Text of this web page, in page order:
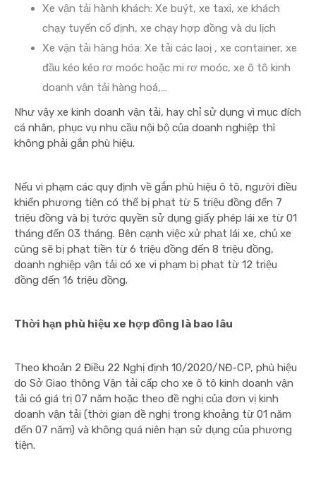
Xe vận tải hành khách: Xe buýt, xe taxi, xe khách
chạy tuyến cố định, xe chạy hợp đồng và du lịch
Xe vận tải hàng hóa: Xe tải các laoị , xe container, xe
đầu kéo kéo rơ moóc hoặc mi rơ moóc, xe ô tô kinh
doanh vận tải hàng hoá,…
Như vậy xe kinh doanh vận tải, hay chỉ sử dụng vì mục đích
cá nhân, phục vụ nhu cầu nội bộ của doanh nghiệp thì
không phải gắn phù hiệu.
Nếu vi phạm các quy định về gắn phù hiệu ô tô, người điều
khiển phương tiện có thể bị phạt từ 5 triệu đồng đến 7
triệu đồng và bị tước quyền sử dụng giấy phép lái xe từ 01
tháng đến 03 tháng. Bên cạnh việc xử phạt lái xe, chủ xe
cũng sẽ bị phạt tiền từ 6 triệu đồng đến 8 triệu đồng,
doanh nghiệp vận tải có xe vi phạm bị phạt từ 12 triệu
đồng đến 16 triệu đồng.
Thời hạn phù hiệu xe hợp đồng là bao lâu
Theo khoản 2 Điều 22 Nghị định 10/2020/NĐ-CP, phù hiệu
do Sở Giao thông Vận tải cấp cho xe ô tô kinh doanh vận
tải có giá trị 07 năm hoặc theo đề nghị của đơn vị kinh
doanh vận tải (thời gian đề nghị trong khoảng từ 01 năm
đến 07 năm) và không quá niên hạn sử dụng của phương
tiện.